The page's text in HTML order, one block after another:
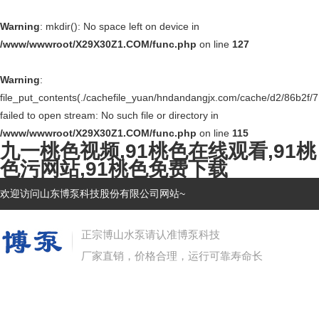
Warning: mkdir(): No space left on device in
/www/wwwroot/X29X30Z1.COM/func.php on line 127
Warning:
file_put_contents(./cachefile_yuan/hndandangjx.com/cache/d2/86b2f/
failed to open stream: No such file or directory in
/www/wwwroot/X29X30Z1.COM/func.php on line 115
九一桃色视频,91桃色在线观看,91桃
色污网站,91桃色免费下载
欢迎访问山东博泵科技股份有限公司网站~
正宗博山水泵请认准博泵科技
厂家直销，价格合理，运行可靠寿命长